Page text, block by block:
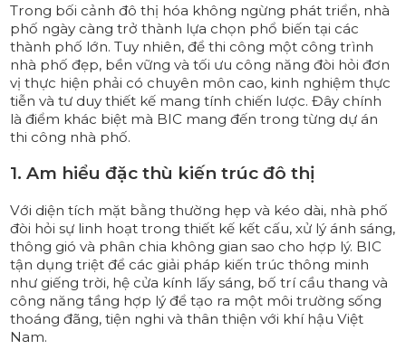
Trong bối cảnh đô thị hóa không ngừng phát triển, nhà
phố ngày càng trở thành lựa chọn phổ biến tại các
thành phố lớn. Tuy nhiên, để thi công một công trình
nhà phố đẹp, bền vững và tối ưu công năng đòi hỏi đơn
vị thực hiện phải có chuyên môn cao, kinh nghiệm thực
tiễn và tư duy thiết kế mang tính chiến lược. Đây chính
là điểm khác biệt mà BIC mang đến trong từng dự án
thi công nhà phố.
1. Am hiểu đặc thù kiến trúc đô thị
Với diện tích mặt bằng thường hẹp và kéo dài, nhà phố
đòi hỏi sự linh hoạt trong thiết kế kết cấu, xử lý ánh sáng,
thông gió và phân chia không gian sao cho hợp lý. BIC
tận dụng triệt để các giải pháp kiến trúc thông minh
như giếng trời, hệ cửa kính lấy sáng, bố trí cầu thang và
công năng tầng hợp lý để tạo ra một môi trường sống
thoáng đãng, tiện nghi và thân thiện với khí hậu Việt
Nam.